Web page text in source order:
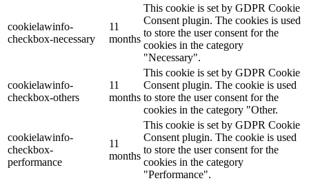
cookielawinfo-
checkbox-necessary
11
months
This cookie is set by GDPR Cookie
Consent plugin. The cookies is used
to store the user consent for the
cookies in the category
"Necessary".
cookielawinfo-
checkbox-others
11
months
This cookie is set by GDPR Cookie
Consent plugin. The cookie is used
to store the user consent for the
cookies in the category "Other.
cookielawinfo-
checkbox-
performance
11
months
This cookie is set by GDPR Cookie
Consent plugin. The cookie is used
to store the user consent for the
cookies in the category
"Performance".